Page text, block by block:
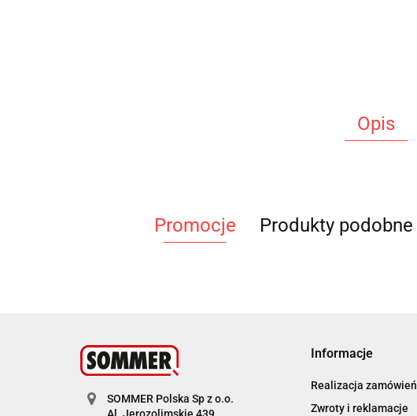
Opis
Promocje Produkty podobne
SOMMER Polska Sp z o.o.
Informacje
Realizacja zamówień
Zwroty i reklamacje